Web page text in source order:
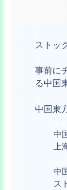
ストッ
事前に
る中国
中国東
中
上
中
ス